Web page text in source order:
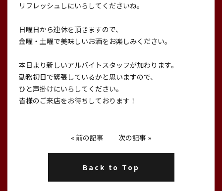
リフレッシュしにいらしてくださいね。
日曜日から連休を頂きますので、
金曜・土曜で美味しいお酒をお楽しみください。
本日より新しいアルバイトスタッフが加わります。
勤務初日で緊張しているかと思いますので、
ひと声掛けにいらしてください。
皆様のご来店をお待ちしております！
« 前の記事 次の記事 »
Back to Top